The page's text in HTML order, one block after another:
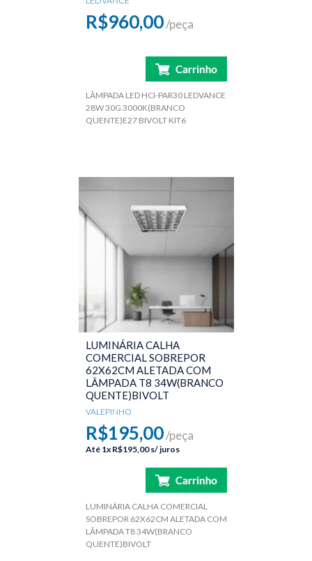
R$960,00/peça
LÂMPADA LED HCI-PAR30 LEDVANCE
28W 30G 3000K(BRANCO
QUENTE)E27 BIVOLT KIT6
LUMINÁRIA CALHA
COMERCIAL SOBREPOR
62X62CM ALETADA COM
LÂMPADA T8 34W(BRANCO
QUENTE)BIVOLT
VALEPINHO
R$195,00/peça
Até 1x R$195,00s/ juros
LUMINÁRIA CALHA COMERCIAL
SOBREPOR 62X62CM ALETADA COM
LÂMPADA T8 34W(BRANCO
QUENTE)BIVOLT